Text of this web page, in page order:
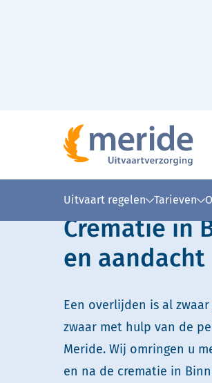
Uitvaart regelen Tarieven
Lees voor Uitleg
Crematie in
en aandacht
Een overlijden is al
zwaar met hulp van de
Meride. Wij omringen u
en na de crematie in